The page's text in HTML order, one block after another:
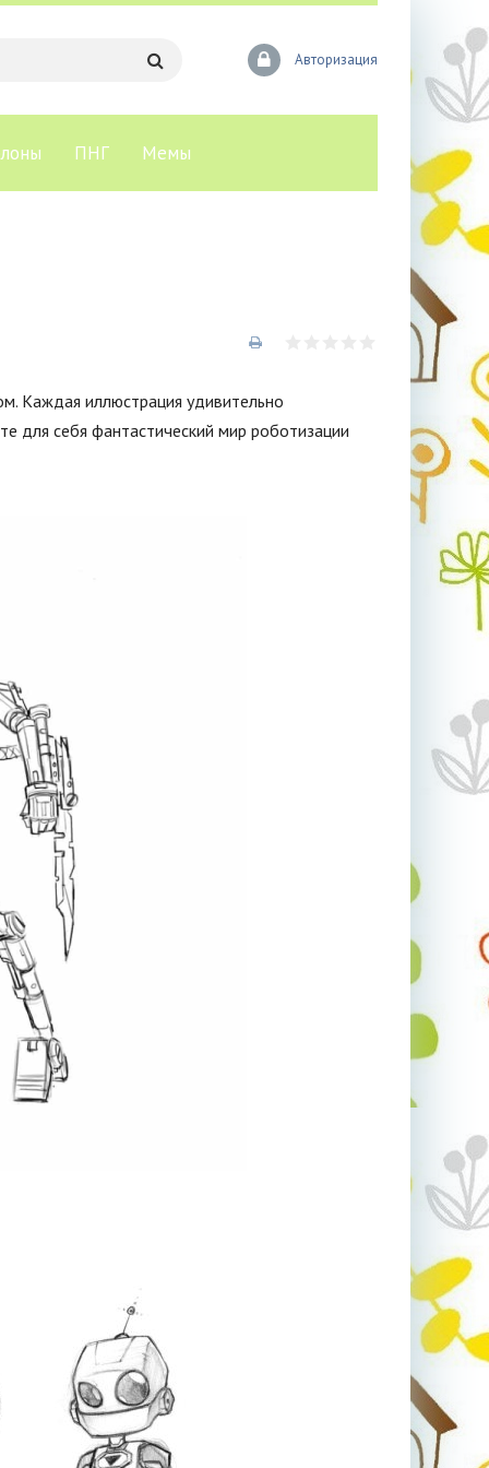
Авторизация
ПНГ Мемы
Каждая иллюстрация удивительно
для себя фантастический мир роботизации